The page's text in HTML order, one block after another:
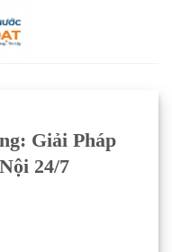
Giải Pháp
24/7